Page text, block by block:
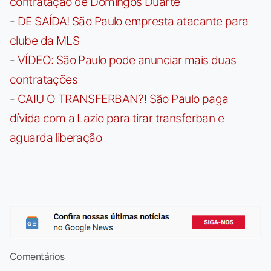
- DE SAÍDA! São Paulo empresta atacante para
clube da MLS
- VÍDEO: São Paulo pode anunciar mais duas
contratações
- CAIU O TRANSFERBAN?! São Paulo paga
dívida com a Lazio para tirar transferban e
aguarda liberação
Comentários